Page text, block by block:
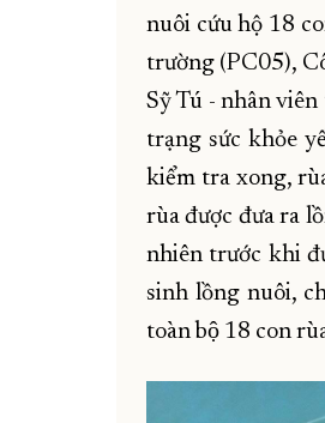
nuôi cứu hộ 18
trường (PC05),
Sỹ Tú - nhân
trạng sức khỏe
kiểm tra xong,
rùa được đưa ra
nhiên trước khi
sinh lồng nuôi,
toàn bộ 18 con